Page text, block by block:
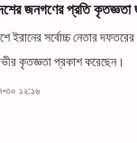
জনগণের প্রতি কৃতজ্ঞতা
ইরানের সর্বোচ্চ নেতার
কৃতজ্ঞতা প্রকাশ করেছেন।
৩০ ১২:১৬